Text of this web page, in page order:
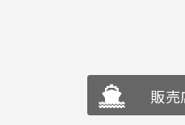
販売